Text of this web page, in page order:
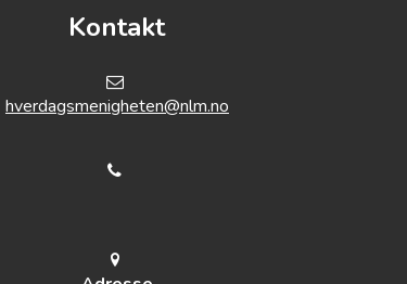
Kontakt
hverdagsmenigheten@nlm.no